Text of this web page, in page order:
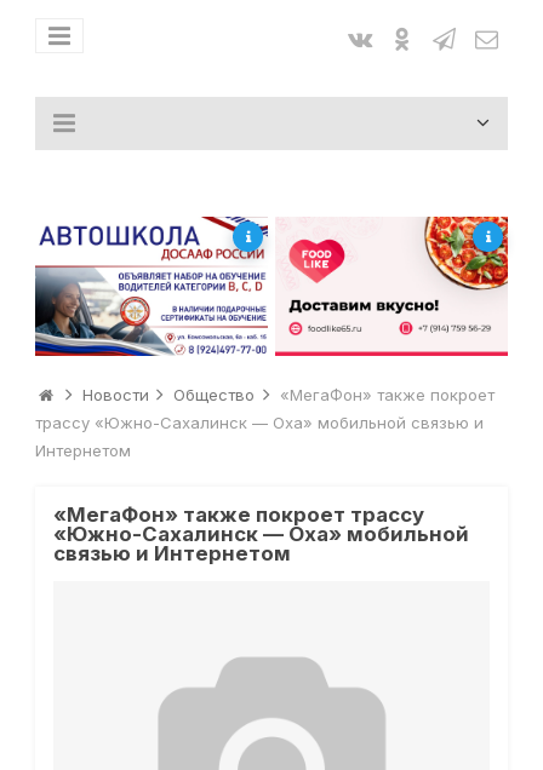
Новости Общество
«МегаФон» также покроет
трассу «Южно-Сахалинск — Оха» мобильной связью и
Интернетом
«МегаФон» также покроет трассу
«Южно-Сахалинск — Оха» мобильной
связью и Интернетом